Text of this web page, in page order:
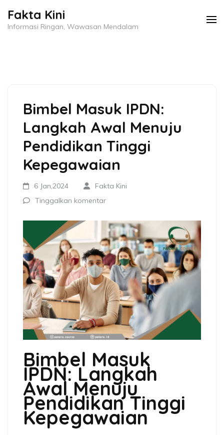
keFakta Kini
Informasi Ringan, Wawasan Mendalam
Bimbel Masuk IPDN:
Langkah Awal Menuju
Pendidikan Tinggi
Kepegawaian
6 Jan,2024
Fakta Kini
Tinggalkan komentar
Bimbel Masuk
IPDN: Langkah
Awal Menuju
Pendidikan Tinggi
Kepegawaian